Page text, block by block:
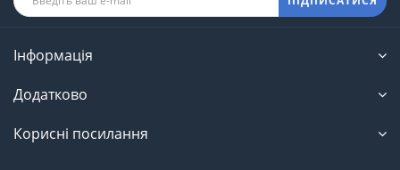
Інформація
Додатково
Корисні посилання